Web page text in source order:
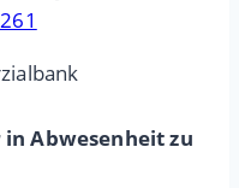
Abwesenheit zu